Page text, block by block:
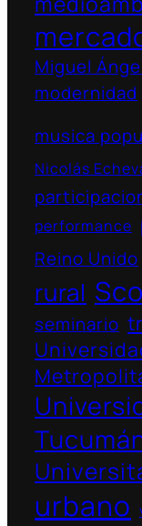
Miguel
modernidad
musica
Nicolás
performance
Reino Unido
rural
seminario
urbano